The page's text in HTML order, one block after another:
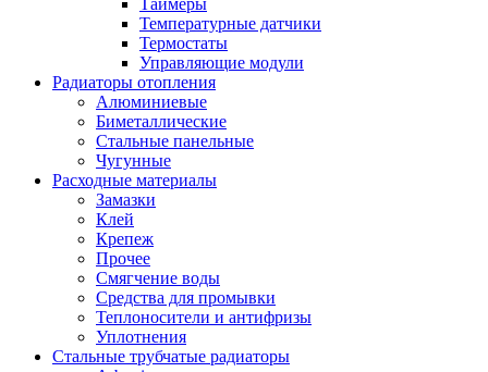
Таймеры
Температурные датчики
Термостаты
Управляющие модули
Радиаторы отопления
Алюминиевые
Биметаллические
Стальные панельные
Чугунные
Расходные материалы
Замазки
Клей
Крепеж
Прочее
Смягчение воды
Средства для промывки
Теплоносители и антифризы
Уплотнения
Стальные трубчатые радиаторы